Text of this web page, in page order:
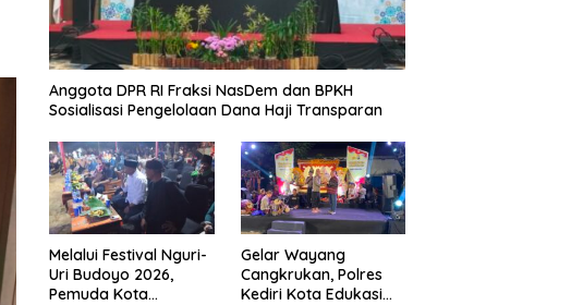
Anggota DPR RI Fraksi NasDem dan BPKH
Sosialisasi Pengelolaan Dana Haji Transparan
Melalui Festival Nguri-
Uri Budoyo 2026,
Pemuda Kota
Gelar Wayang
Cangkrukan, Polres
Kediri Kota Edukasi